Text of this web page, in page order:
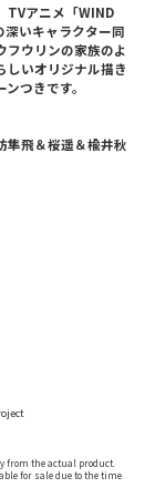
TVアニメ「WIND
深いキャラクター同
フウリンの家族のよ
しいオリジナル描き
つきです。
飛＆桜遥＆楡井秋
from the actual product.
for sale due to the time